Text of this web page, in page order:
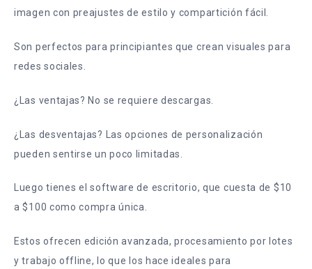
imagen con preajustes de estilo y compartición fácil.
Son perfectos para principiantes que crean visuales para
redes sociales.
¿Las ventajas? No se requiere descargas.
¿Las desventajas? Las opciones de personalización
pueden sentirse un poco limitadas.
Luego tienes el software de escritorio, que cuesta de $10
a $100 como compra única.
Estos ofrecen edición avanzada, procesamiento por lotes
y trabajo offline, lo que los hace ideales para